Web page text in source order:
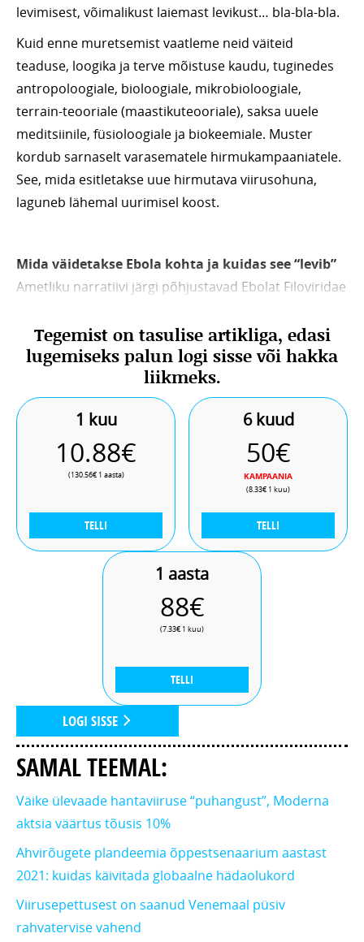
levimisest, võimalikust laiemast levikust… bla-bla-bla.
Kuid enne muretsemist vaatleme neid väiteid
teaduse, loogika ja terve mõistuse kaudu, tuginedes
antropoloogiale, bioloogiale, mikrobioloogiale,
terrain-teooriale (maastikuteooriale), saksa uuele
meditsiinile, füsioloogiale ja biokeemiale. Muster
kordub sarnaselt varasematele hirmukampaaniatele.
See, mida esitletakse uue hirmutava viirusohuna,
laguneb lähemal uurimisel koost.
Mida väidetakse Ebola kohta ja kuidas see “levib”
Ametliku narratiivi järgi põhjustavad Ebolat Filoviridae
seostatakse Bundibugyo tüvega ning seda
kirjeldatakse raske hemorraagilise palavikuna.
Väidetavalt levib see kehavedelike — vere, okse,
kõhulahtisuse või higiga — samuti saastunud
esemete või “nakatunud” loomade kaudu. Sümptomid
algavad väidetavalt palaviku, väsimuse
Tegemist on tasulise artikliga, edasi
lugemiseks palun logi sisse või hakka
liikmeks.
1 kuu
10.88€
(130.56€ 1 aasta)
TELLI
6 kuud
50€
KAMPAANIA
(8.33€ 1 kuu)
TELLI
1 aasta
88€
(7.33€ 1 kuu)
TELLI
LOGI SISSE
SAMAL TEEMAL:
Väike ülevaade hantaviiruse “puhangust”, Moderna
aktsia väärtus tõusis 10%
Ahvirõugete plandeemia õppestsenaarium aastast
2021: kuidas käivitada globaalne hädaolukord
Viirusepettusest on saanud Venemaal püsiv
rahvatervise vahend